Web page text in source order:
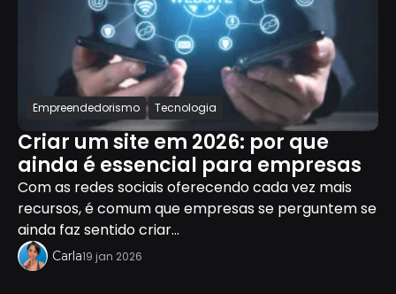
Empreendedorismo Tecnologia
Criar um site em 2026: por que
ainda é essencial para empresas
Com as redes sociais oferecendo cada vez mais
recursos, é comum que empresas se perguntem se
ainda faz sentido criar...
Carla19 jan 2026